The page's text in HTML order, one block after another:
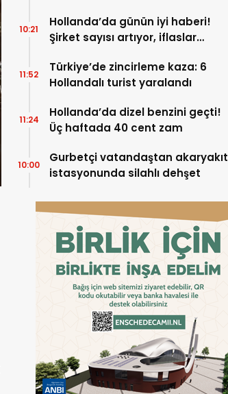
Hollanda’da günün iyi haberi!
Şirket sayısı artıyor, iflaslar
10:21
Türkiye’de zincirleme kaza: 6
Hollandalı turist yaralandı
11:52
Hollanda’da dizel benzini geçti!
Üç haftada 40 cent zam
11:24
Gurbetçi vatandaştan akaryakıt
istasyonunda silahlı dehşet
10:00